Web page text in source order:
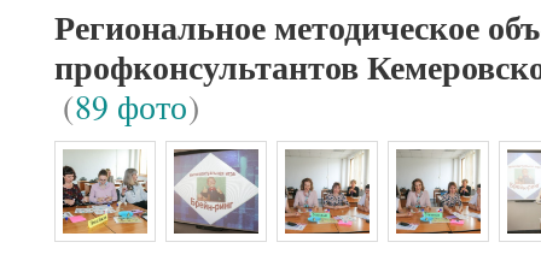
Региональное методическое
профконсультантов
(89 фото)